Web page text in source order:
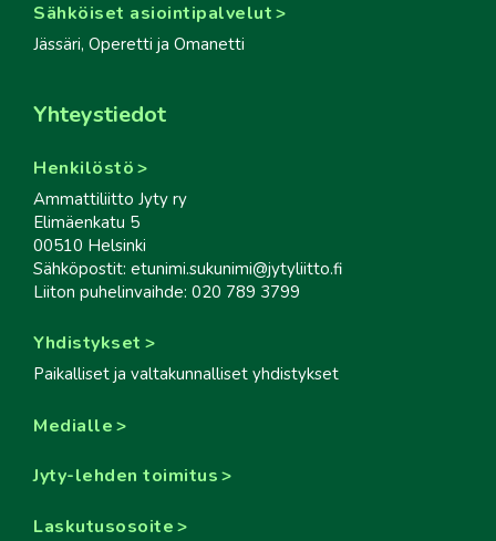
Sähköiset asiointipalvelut
Jässäri, Operetti ja Omanetti
Yhteystiedot
Henkilöstö
Ammattiliitto Jyty ry
Elimäenkatu 5
00510 Helsinki
Sähköpostit: etunimi.sukunimi@jytyliitto.fi
Liiton puhelinvaihde: 020 789 3799
Yhdistykset
Paikalliset ja valtakunnalliset yhdistykset
Medialle
Jyty-lehden toimitus
Laskutusosoite